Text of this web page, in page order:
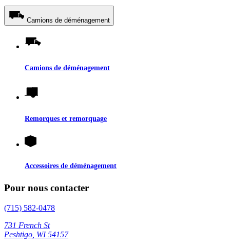
Camions de déménagement
Camions de déménagement
Remorques et remorquage
Accessoires de déménagement
Pour nous contacter
(715) 582-0478
731 French St
Peshtigo, WI 54157